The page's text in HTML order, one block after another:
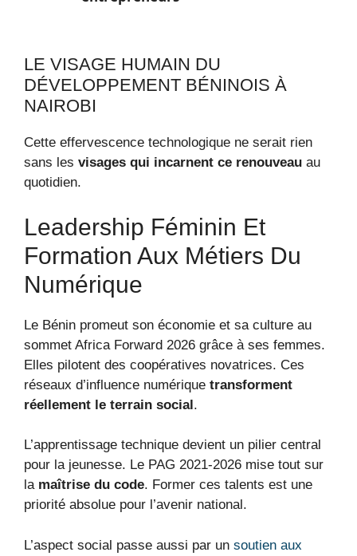
LE VISAGE HUMAIN DU
DÉVELOPPEMENT BÉNINOIS À
NAIROBI
Cette effervescence technologique ne serait rien
sans les visages qui incarnent ce renouveau au
quotidien.
Leadership Féminin Et
Formation Aux Métiers Du
Numérique
Le Bénin promeut son économie et sa culture au
sommet Africa Forward 2026 grâce à ses femmes.
Elles pilotent des coopératives novatrices. Ces
réseaux d’influence numérique transforment
réellement le terrain social.
L’apprentissage technique devient un pilier central
pour la jeunesse. Le PAG 2021-2026 mise tout sur
la maîtrise du code. Former ces talents est une
priorité absolue pour l’avenir national.
L’aspect social passe aussi par un soutien aux